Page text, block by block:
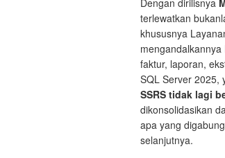
Dengan dirilisnya
terlewatkan
khususnya
mengandalkannya
faktur, laporan,
SQL Server 2025,
SSRS tidak lagi
dikonsolidasikan
apa yang
selanjutnya.